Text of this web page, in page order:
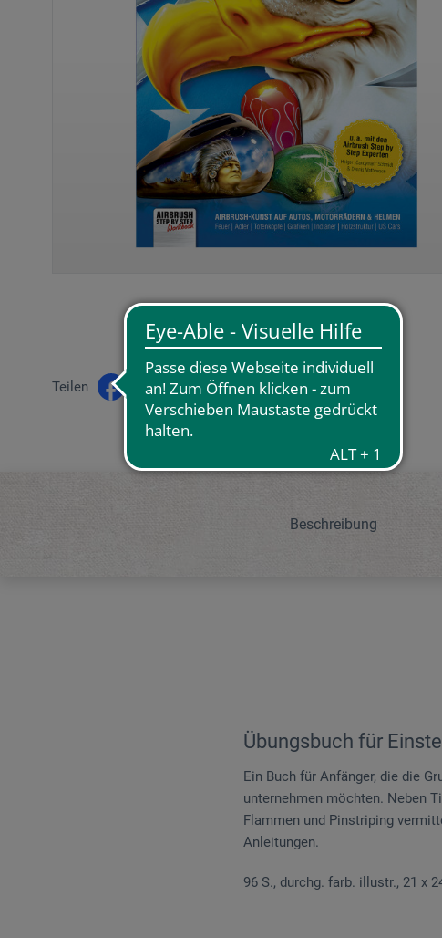
Teilen
Beschreibung
Übungsbuch für
Ein Buch für Anfänger, die die
unternehmen möchten. Neben
Flammen und Pinstriping
Anleitungen.
96 S., durchg. farb. illustr., 21 x